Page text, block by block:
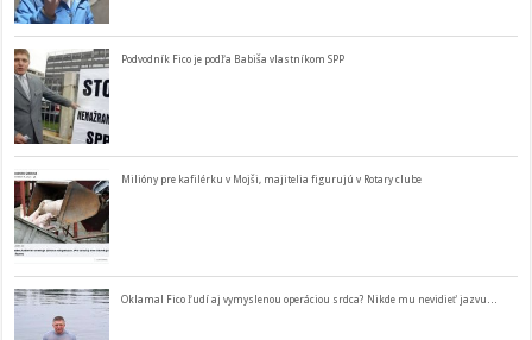
Podvodník Fico je podľa Babiša vlastníkom SPP
Milióny pre kafilérku v Mojši, majitelia figurujú v Rotary clube
Oklamal Fico ľudí aj vymyslenou operáciou srdca? Nikde mu nevidieť jazvu…